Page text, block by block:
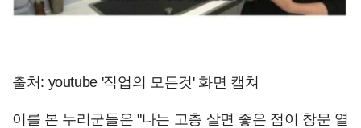
출처: youtube '직업의 모든것' 화면 캡쳐
이를 본 누리군들은 "나는 고층 살면 좋은 점이 창문 열